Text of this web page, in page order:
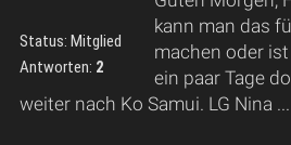
Status: Mitglied
Antworten: 2
kann man das
machen oder
ein paar Tage
weiter nach Ko Samui. LG Nina ...